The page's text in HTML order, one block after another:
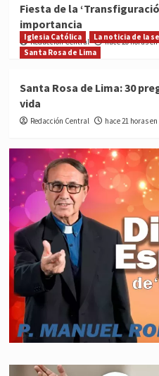
Fiesta de la
importancia
Redacción Central hace 20 horas
Iglesia Católica La noticia de la
Santa Rosa de Lima
Santa Rosa de Lima: 30
vida
Redacción Central hace 21 horas